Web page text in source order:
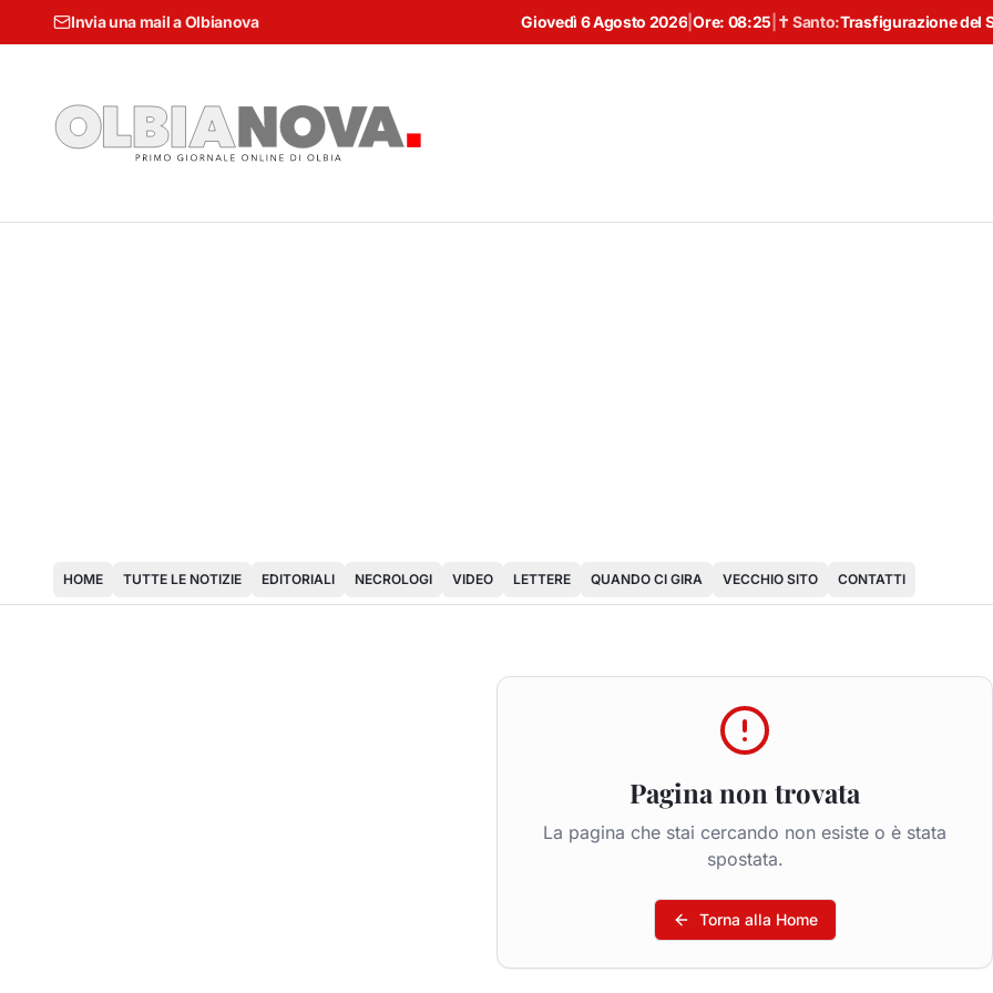
Invia una mail a Olbianova Giovedì 6 Agosto 2026 |Ore: 08:25 ✝ Santo:Trasfigurazione del
HOME TUTTE LE NOTIZIE EDITORIALI NECROLOGI VIDEO LETTERE QUANDO CI GIRA VECCHIO SITO CONTATTI
Pagina non trovata
La pagina che stai cercando non esiste o è stata
spostata.
Torna alla Home